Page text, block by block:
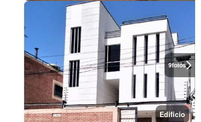
9fotos
Edificio